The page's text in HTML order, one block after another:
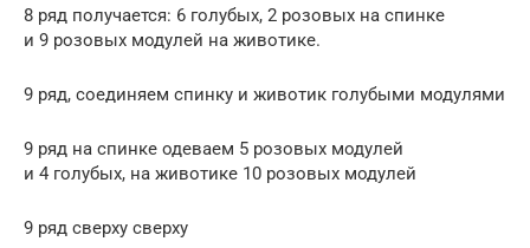
8 ряд получается: 6 голубых, 2 розовых на спинке
и 9 розовых модулей на животике.
9 ряд, соединяем спинку и животик голубыми модулями
9 ряд на спинке одеваем 5 розовых модулей
и 4 голубых, на животике 10 розовых модулей
9 ряд сверху сверху